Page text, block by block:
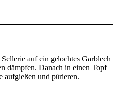
auf ein gelochtes Garblech
dämpfen. Danach in einen Topf
aufgießen und pürieren.